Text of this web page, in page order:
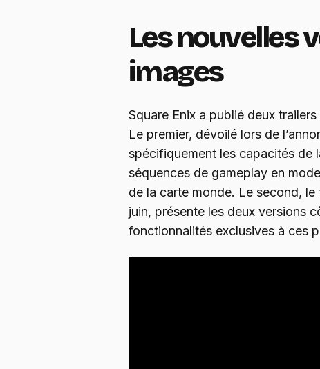
Les nouvelles
images
Square Enix a publié deux
Le premier, dévoilé lors de
spécifiquement les capacités de
séquences de gameplay en
de la carte monde. Le second,
juin, présente les deux versions
fonctionnalités exclusives à ces